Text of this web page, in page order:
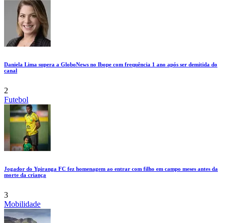
Daniela Lima supera a GloboNews no Ibope com frequência 1 ano após ser demitida do
canal
2
Futebol
Jogador do Ypiranga FC fez homenagem ao entrar com filho em campo meses antes da
morte da criança
3
Mobilidade